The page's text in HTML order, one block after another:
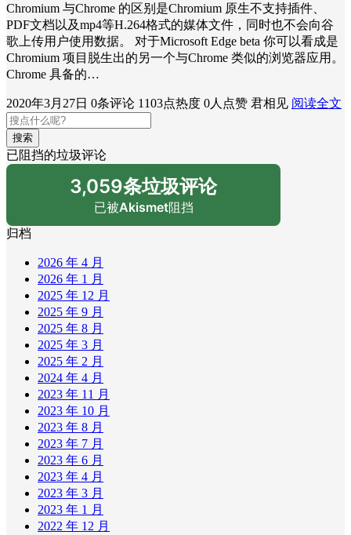
Chromium 与Chrome 的区别是Chromium 原生不支持插件、
PDF文档以及mp4等H.264格式的媒体文件，同时也不会向谷
歌上传用户使用数据。 对于Microsoft Edge beta 你可以看成是
Chromium 项目脱生出的另一个与Chrome 类似的浏览器应用。
Chrome 具备的…
2020年3月27日 0条评论 1103点热度 0人点赞 君相见 阅读全文
搜索
已阻挡的垃圾评论
3,059条垃圾评论
已被Akismet阻挡
归档
2026 年 4 月
2026 年 1 月
2025 年 12 月
2025 年 9 月
2025 年 8 月
2025 年 3 月
2025 年 2 月
2024 年 4 月
2023 年 11 月
2023 年 10 月
2023 年 8 月
2023 年 7 月
2023 年 6 月
2023 年 4 月
2023 年 3 月
2023 年 1 月
2022 年 12 月